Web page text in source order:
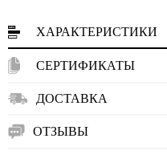
ХАРАКТЕРИСТИКИ
СЕРТИФИКАТЫ
ДОСТАВКА
ОТЗЫВЫ